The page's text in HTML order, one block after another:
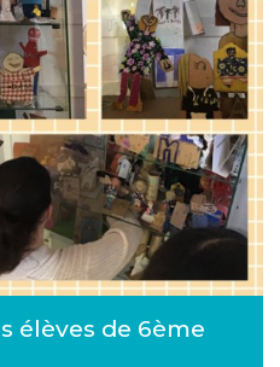
élèves de 6ème